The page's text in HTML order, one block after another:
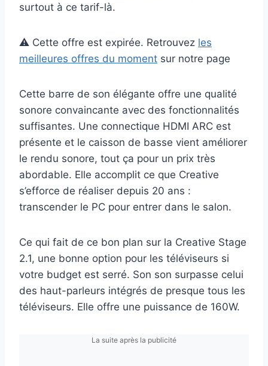
surtout à ce tarif-là.
⚠️ Cette offre est expirée. Retrouvez les
meilleures offres du moment sur notre page
Cette barre de son élégante offre une qualité
sonore convaincante avec des fonctionnalités
suffisantes. Une connectique HDMI ARC est
présente et le caisson de basse vient améliorer
le rendu sonore, tout ça pour un prix très
abordable. Elle accomplit ce que Creative
s’efforce de réaliser depuis 20 ans :
transcender le PC pour entrer dans le salon.
Ce qui fait de ce bon plan sur la Creative Stage
2.1, une bonne option pour les téléviseurs si
votre budget est serré. Son son surpasse celui
des haut-parleurs intégrés de presque tous les
téléviseurs. Elle offre une puissance de 160W.
La suite après la publicité